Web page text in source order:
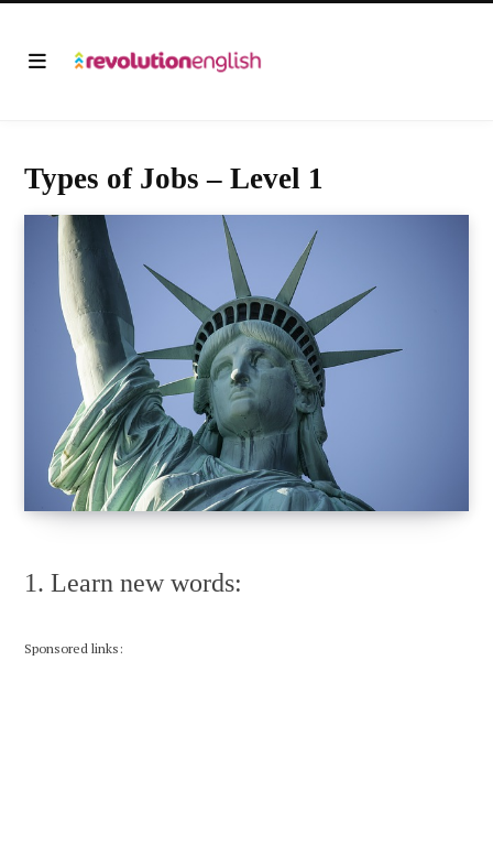
Types of Jobs – Level 1
1. Learn new words:
Sponsored links: